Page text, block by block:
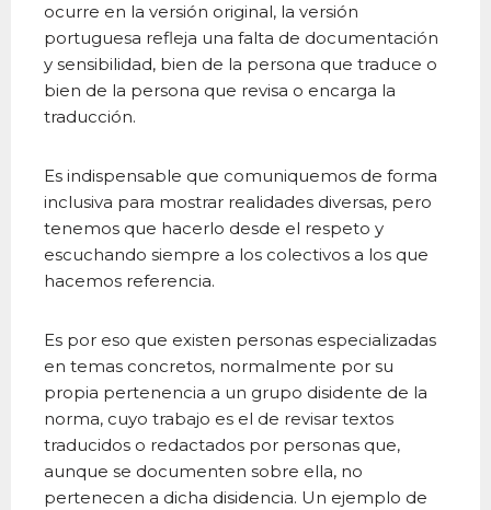
ocurre en la versión original, la versión
portuguesa refleja una falta de documentación
y sensibilidad, bien de la persona que traduce o
bien de la persona que revisa o encarga la
traducción.
Es indispensable que comuniquemos de forma
inclusiva para mostrar realidades diversas, pero
tenemos que hacerlo desde el respeto y
escuchando siempre a los colectivos a los que
hacemos referencia.
Es por eso que existen personas especializadas
en temas concretos, normalmente por su
propia pertenencia a un grupo disidente de la
norma, cuyo trabajo es el de revisar textos
traducidos o redactados por personas que,
aunque se documenten sobre ella, no
pertenecen a dicha disidencia. Un ejemplo de